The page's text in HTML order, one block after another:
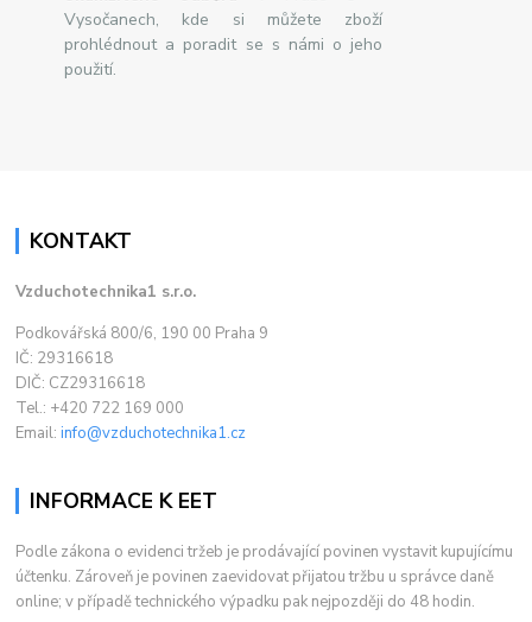
Vysočanech, kde si můžete zboží
prohlédnout a poradit se s námi o jeho
použití.
KONTAKT
Vzduchotechnika1 s.r.o.
Podkovářská 800/6, 190 00 Praha 9
IČ: 29316618
DIČ: CZ29316618
Tel.: +420 722 169 000
Email:info@vzduchotechnika1.cz
INFORMACE K EET
Podle zákona o evidenci tržeb je prodávající povinen vystavit kupujícímu
účtenku. Zároveň je povinen zaevidovat přijatou tržbu u správce daně
online; v případě technického výpadku pak nejpozději do 48 hodin.